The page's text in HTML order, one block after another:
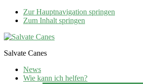
Zur Hauptnavigation springen
Zum Inhalt springen
Salvate Canes
News
Wie kann ich helfen?